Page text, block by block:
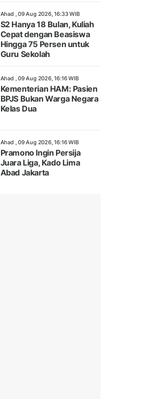
Ahad , 09 Aug 2026, 16:33 WIB
S2 Hanya 18 Bulan, Kuliah
Cepat dengan Beasiswa
Hingga 75 Persen untuk
Guru Sekolah
Ahad , 09 Aug 2026, 16:16 WIB
Kementerian HAM: Pasien
BPJS Bukan Warga Negara
Kelas Dua
Ahad , 09 Aug 2026, 16:16 WIB
Pramono Ingin Persija
Juara Liga, Kado Lima
Abad Jakarta